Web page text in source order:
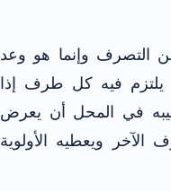
التصرف وإنما هو وعد
يلتزم فيه كل طرف إذا
في المحل أن يعرض
ويعطيه الأولوية